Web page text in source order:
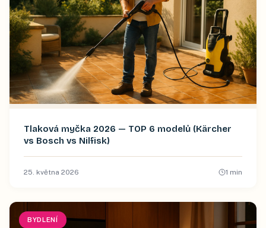
Tlaková myčka 2026 — TOP 6 modelů (Kärcher
vs Bosch vs Nilfisk)
25. května 2026 1 min
BYDLENÍ